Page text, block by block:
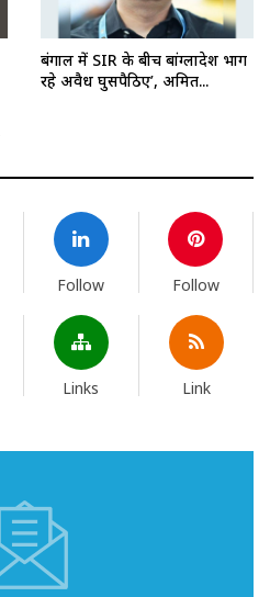
बंगाल में SIR के बीच बांग्लादेश भाग
रहे अवैध घुसपैठिए’, अमित...
Follow Follow
Links Link